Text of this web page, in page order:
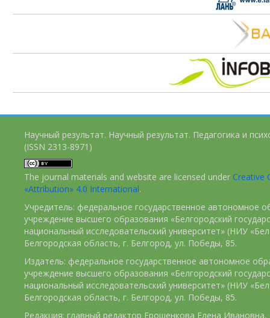
Научный результат. Научный результат. Педагогика и
(ISSN 2313-8971)
The journal materials and website are licensed under Creative
«Attribution» 4.0 International.
Учредитель: федеральное государственное автономное
учреждение высшего образования «Белгородский
национальный исследовательский университет» (НИУ
Белгородская область, г. Белгород, ул. Победы, 85.
Издатель: федеральное государственное автономное
учреждение высшего образования «Белгородский
национальный исследовательский университет» (НИУ
Белгородская область, г. Белгород, ул. Победы, 85.
Редакция: главный редактор Ерошенкова Елена Ивановна,